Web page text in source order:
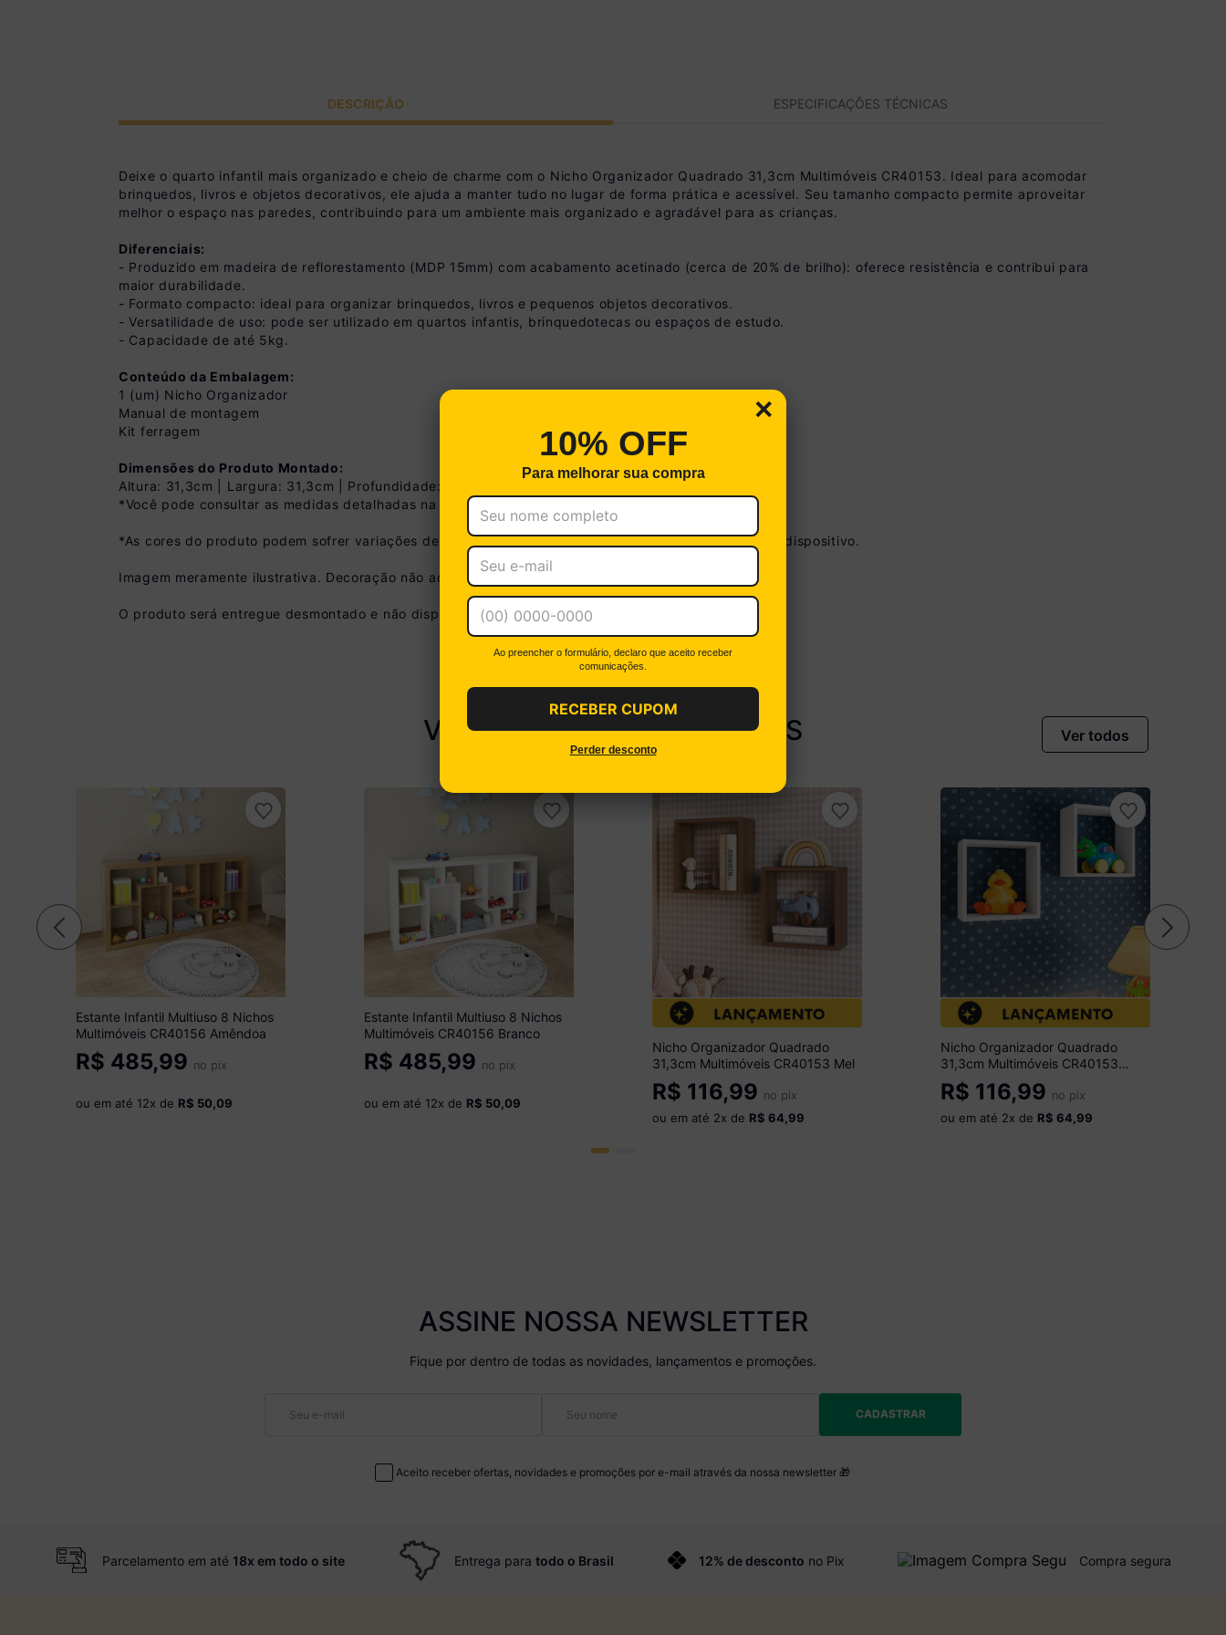
Cartão de Crédito
Até 12x sem juros
De 13x a 18x com juros
Parcele em até 18x. Juros aplicados a partir da 13ª parcela
R$ 123,49 à vista no Boleto
(5
Você economiza
DESCRIÇÃO ESPECIFICAÇÕES TÉCNICAS
Deixe o quarto infantil mais organizado e cheio de charme com o Nicho Organizador Quadrado 31,3cm Multimóveis CR40153. Ideal para acomodar
brinquedos, livros e objetos decorativos, ele ajuda a manter tudo no lugar de forma prática e acessível. Seu tamanho compacto permite aproveitar
melhor o espaço nas paredes, contribuindo para um ambiente mais organizado e agradável para as crianças.
Diferenciais:
- Produzido em madeira de reflorestamento (MDP 15mm) com acabamento acetinado (cerca de 20% de brilho): oferece resistência e contribui para
maior durabilidade.
- Formato compacto: ideal para organizar brinquedos, livros e pequenos objetos decorativos.
- Versatilidade de uso: pode ser utilizado em quartos infantis, brinquedotecas ou espaços de estudo.
- Capacidade de até 5kg.
Conteúdo da Embalagem:
1 (um) Nicho Organizador
Manual de montagem
Kit ferragem
Dimensões do Produto Montado:
Altura: 31,3cm | Largura: 31,3cm | Profundidade: 14,6cm
*Você pode consultar as medidas detalhadas na imagem técnica do produto.
*As cores do produto podem sofrer variações de tonalidade de acordo com as configurações do seu dispositivo.
Imagem meramente ilustrativa. Decoração não acompanha o produto.
O produto será entregue desmontado e não disponibilizamos o serviço de montagem.
VEJA PRODUTOS SIMILARES Ver todos
Estante Infantil Multiuso 8 Nichos
Multimóveis CR40156 Amêndoa
R$ 485,99 no pix
ou em até 12x de R$ 50,09
Estante Infantil Multiuso 8 Nichos
Multimóveis CR40156 Branco
R$ 485,99 no pix
ou em até 12x de R$ 50,09
Nicho Organizador Quadrado
31,3cm Multimóveis CR40153 Mel
R$ 116,99 no pix
ou em até 2x de R$ 64,99
Nicho Organizador Quadrado
31,3cm Multimóveis CR40153
Branco
R$ 116,99 no pix
ou em até 2x de R$ 64,99
ASSINE NOSSA NEWSLETTER
Fique por dentro de todas as novidades, lançamentos e promoções.
CADASTRAR
Aceito receber ofertas, novidades e promoções por e-mail através da nossa newsletter 🎁
Parcelamento em até 18x em todo o site Entrega paratodo o Brasil 12% de desconto no Pix Compra segura
×
10% OFF
Para melhorar sua compra
Ao preencher o formulário, declaro que aceito receber
comunicações.
RECEBER CUPOM
Perder desconto